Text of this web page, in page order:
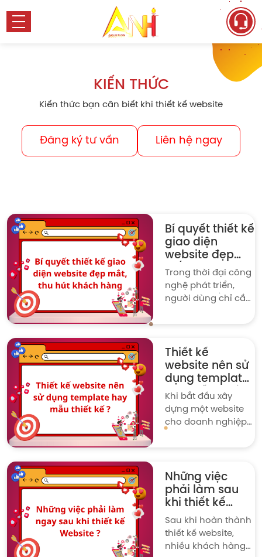
KIẾN THỨC
Kiến thức bạn cân biết khi thiết kế website
Đăng ký tư vấn Liên hệ ngay
Bí quyết thiết kế
giao diện
website đẹp
mắt, thu hút
khách hàng
Trong thời đại công
nghệ phát triển,
người dùng chỉ cần
thế, việc thiết kế
giao diện web đẹp
mắt để trưng bày
vụ sẽ giúp công việc
bán hàng trở nên
thuận lợi hơn.
Thiết kế
website nên sử
dụng template
hay mẫu thiết
kế ?
Khi bắt đầu xây
dựng một website
cho doanh nghiệp
nhiều người phải
đối mặt là liệu có
nên sử dụng
tự thiết kế giao diện
website từ đầu. Mỗi
lựa chọn đều có
Những việc
phải làm sau
khi thiết kế
website
Sau khi hoàn thành
thiết kế website,
nhiều khách hàng